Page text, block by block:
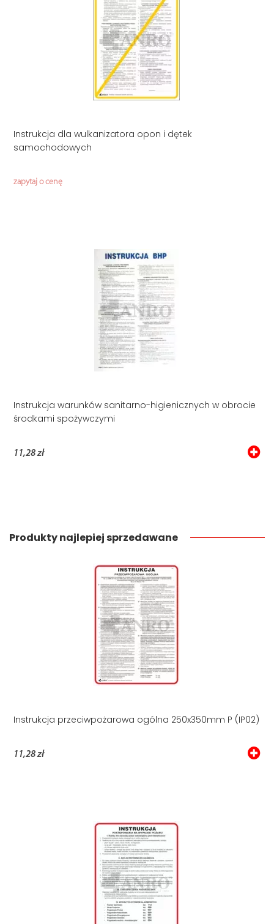
Instrukcja dla wulkanizatora opon i dętek
samochodowych
zapytaj o cenę
Instrukcja warunków sanitarno-higienicznych w obrocie
środkami spożywczymi
11,28 zł
Produkty najlepiej sprzedawane
Instrukcja przeciwpożarowa ogólna 250x350mm P (IP02)
11,28 zł